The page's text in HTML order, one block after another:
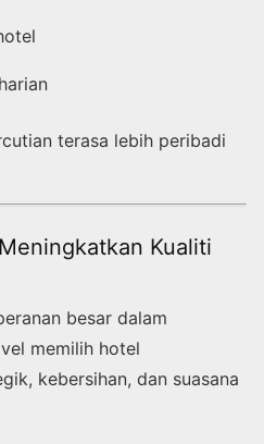
terasa lebih peribadi
Kualiti
besar dalam
memilih hotel
kebersihan, dan suasana